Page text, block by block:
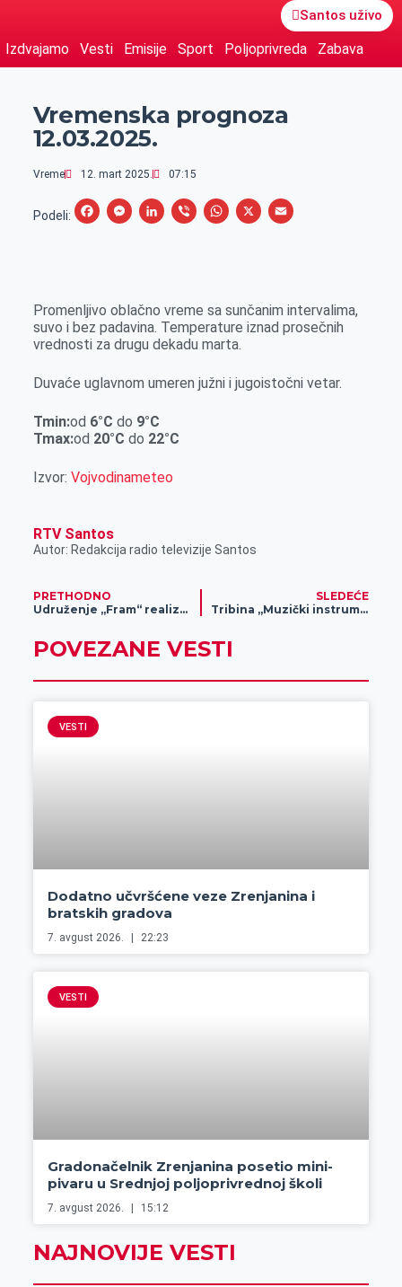
Santos uživo
Izdvajamo Vesti Emisije Sport Poljoprivreda Zabava
Vremenska prognoza
12.03.2025.
Vreme 12. mart 2025. 07:15
Podeli:
F
b
o
k
M
e
n
e
L
e
d
n
V
r
W
s
A
p
X
E
l
Promenljivo oblačno vreme sa sunčanim intervalima,
suvo i bez padavina. Temperature iznad prosečnih
vrednosti za drugu dekadu marta.
Duvaće uglavnom umeren južni i jugoistočni vetar.
Tmin:od 6°C do 9°C
Tmax:od 20°C do 22°C
Izvor: Vojvodinameteo
RTV Santos
Autor: Redakcija radio televizije Santos
PRETHODNO
Udruženje „Fram“ realizovalo projekat „Mobil gard“
SLEDEĆE
Tribina „Muzički instrumeti nekad i sad“
POVEZANE VESTI
VESTI
Dodatno učvršćene veze Zrenjanina i
bratskih gradova
7. avgust 2026. 22:23
VESTI
Gradonačelnik Zrenjanina posetio mini-
pivaru u Srednjoj poljoprivrednoj školi
7. avgust 2026. 15:12
NAJNOVIJE VESTI